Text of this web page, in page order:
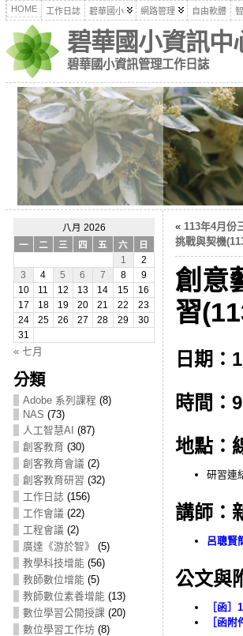
HOME 工作日誌 碧華國小 網路管理 自由軟體
碧華國小資訊中
碧華國小資訊管理工作日誌
八月 2026
一
二 三 四 五 六
日
1
2
3
4 5 6 7 8
9
10
11 12 13 14 15
16
17
18 19 20 21 22
23
24
25 26 27 28 29
30
31
« 七月
分類
Adobe 系列課程 (8)
NAS (73)
人工智慧AI (87)
創客教育 (30)
創客教育會議 (2)
創客教育研習 (32)
工作日誌 (156)
工作會議 (22)
工程會議 (2)
廣達《游於智》
(5)
教學科技增能(56)
教師數位增能(5)
教師數位素養增能(13)
數位學習公開授課 (20)
數位學習工作坊(8)
« 113年4月份
挑戰與契機
創意
習
日期：
時間：
地點：
研習連
講師：
呂聰賢
公文與
［函
［函